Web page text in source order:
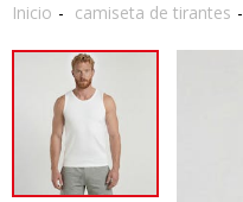
Inicio camiseta de tirantes